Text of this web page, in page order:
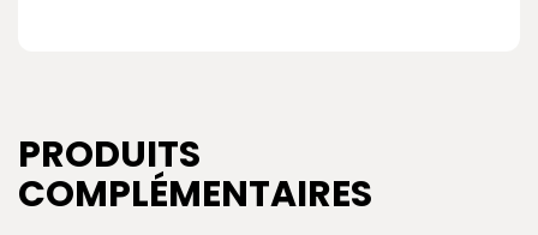
PRODUITS
COMPLÉMENTAIRES